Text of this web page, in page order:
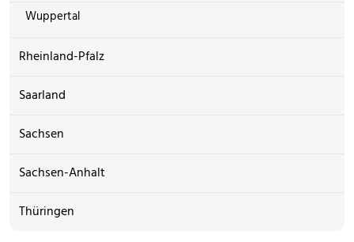
Wuppertal
Rheinland-Pfalz
Saarland
Sachsen
Sachsen-Anhalt
Thüringen